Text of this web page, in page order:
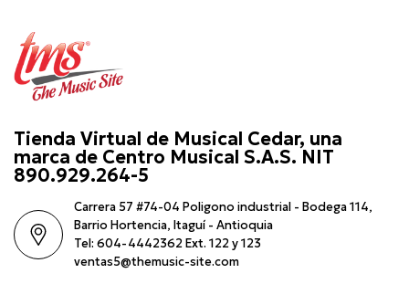
Tienda Virtual de Musical Cedar, una
marca de Centro Musical S.A.S. NIT
890.929.264-5
Carrera 57 #74-04 Poligono industrial - Bodega 114,
Barrio Hortencia, Itaguí - Antioquia
Tel: 604-4442362 Ext. 122 y 123
ventas5@themusic-site.com